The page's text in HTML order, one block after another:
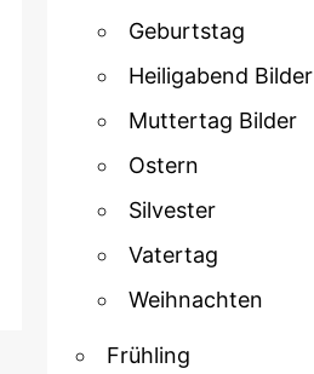
Geburtstag
Heiligabend Bilder
Muttertag Bilder
Ostern
Silvester
Vatertag
Weihnachten
Frühling